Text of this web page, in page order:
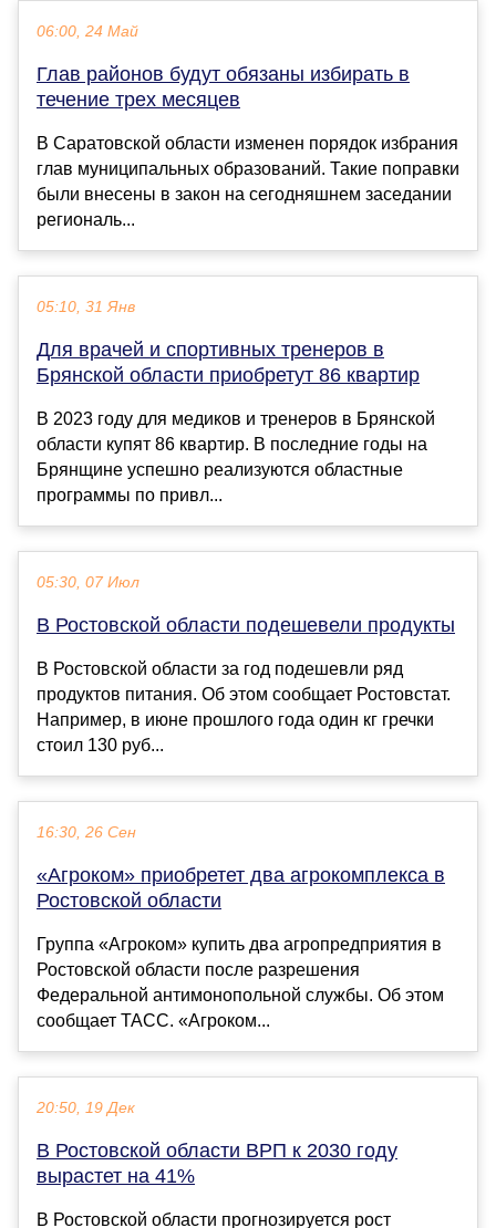
06:00, 24 Май
Глав районов будут обязаны избирать в
течение трех месяцев
В Саратовской области изменен порядок избрания
глав муниципальных образований. Такие поправки
были внесены в закон на сегодняшнем заседании
региональ...
05:10, 31 Янв
Для врачей и спортивных тренеров в
Брянской области приобретут 86 квартир
В 2023 году для медиков и тренеров в Брянской
области купят 86 квартир. В последние годы на
Брянщине успешно реализуются областные
программы по привл...
05:30, 07 Июл
В Ростовской области подешевели продукты
В Ростовской области за год подешевли ряд
продуктов питания. Об этом сообщает Ростовстат.
Например, в июне прошлого года один кг гречки
стоил 130 руб...
16:30, 26 Сен
«Агроком» приобретет два агрокомплекса в
Ростовской области
Группа «Агроком» купить два агропредприятия в
Ростовской области после разрешения
Федеральной антимонопольной службы. Об этом
сообщает ТАСС. «Агроком...
20:50, 19 Дек
В Ростовской области ВРП к 2030 году
вырастет на 41%
В Ростовской области прогнозируется рост